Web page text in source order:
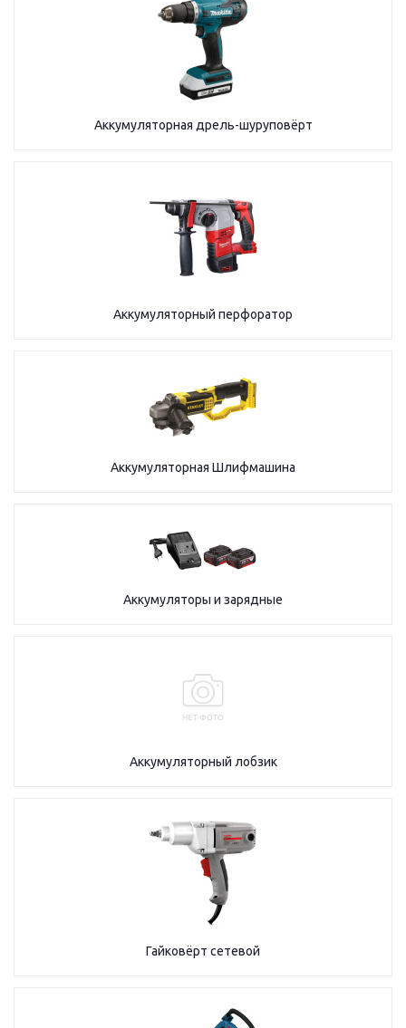
Аккумуляторная дрель-шуруповёрт
Аккумуляторный перфоратор
Аккумуляторная Шлифмашина
Аккумуляторы и зарядные
Аккумуляторный лобзик
Гайковёрт сетевой